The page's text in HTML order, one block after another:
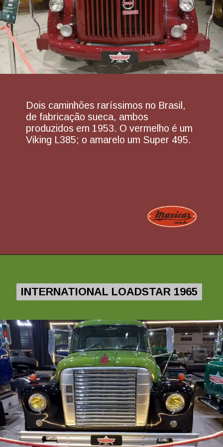
Dois caminhões raríssimos no Brasil,
de fabricação sueca, ambos
produzidos em 1953. O vermelho é um
Viking L385; o amarelo um Super 495.
INTERNATIONAL LOADSTAR 1965
INTERNATIONAL LOADSTAR 1965